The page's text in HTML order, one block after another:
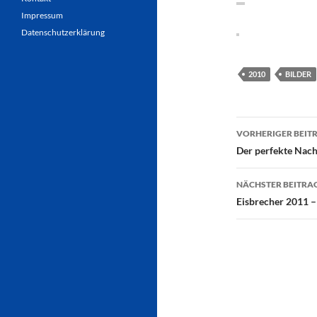
2010 BILDER
VORHERIGER
Der perfekte
NÄCHSTER
Eisbrecher 2011
Impressum
Datenschutzerklärung